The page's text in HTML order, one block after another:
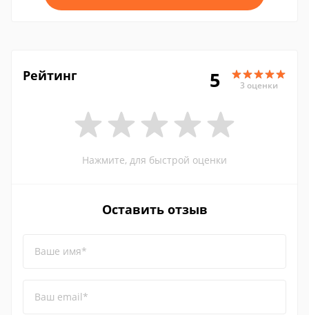
Рейтинг 5 3 оценки
Нажмите, для быстрой оценки
Оставить отзыв
Ваше имя*
Ваш email*